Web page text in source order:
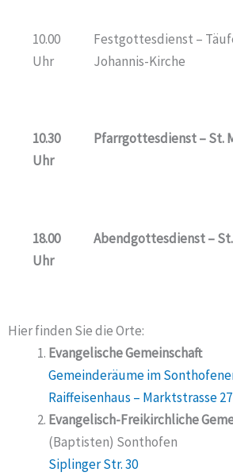
10.00
Uhr
Festgottesdienst –
Johannis-Kirche
10.30
Uhr
Pfarrgottesdienst – St.
18.00
Uhr
Abendgottesdienst –
Hier finden Sie die Orte:
Evangelische Gemeinschaft
Gemeinderäume im
Raiffeisenhaus – Marktstrasse 27
Evangelisch-Freikirchliche
(Baptisten) Sonthofen
Siplinger Str. 30